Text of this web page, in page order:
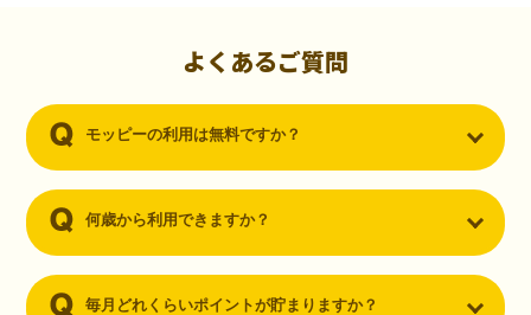
（30代・男性）
ーを知りました。クレジットカードを発行するだけでポイントが貯ま
るならと無料登録して、クレジットカードの発行やアプリダウンロー
よくあるご質問
モッピーの利用は無料ですか？
何歳から利用できますか？
毎月どれくらいポイントが貯まりますか？